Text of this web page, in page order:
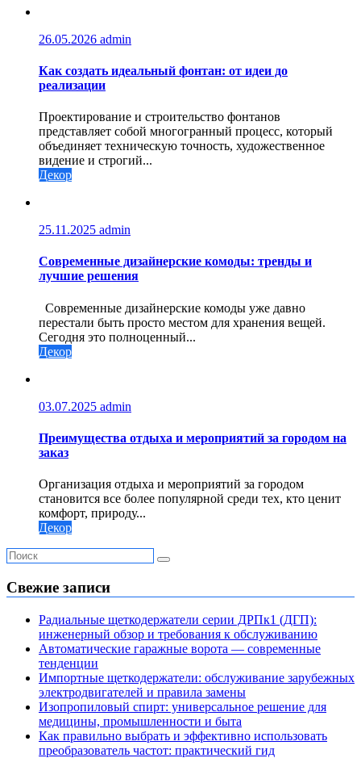
26.05.2026 admin
Как создать идеальный фонтан: от идеи до
реализации
Проектирование и строительство фонтанов
представляет собой многогранный процесс, который
объединяет техническую точность, художественное
видение и строгий...
Декор
25.11.2025 admin
Современные дизайнерские комоды: тренды и
лучшие решения
Современные дизайнерские комоды уже давно
перестали быть просто местом для хранения вещей.
Сегодня это полноценный...
Декор
03.07.2025 admin
Преимущества отдыха и мероприятий за городом на
заказ
Организация отдыха и мероприятий за городом
становится все более популярной среди тех, кто ценит
комфорт, природу...
Декор
Свежие записи
Радиальные щеткодержатели серии ДРПк1 (ДГП):
инженерный обзор и требования к обслуживанию
Автоматические гаражные ворота — современные
тенденции
Импортные щеткодержатели: обслуживание зарубежных
электродвигателей и правила замены
Изопропиловый спирт: универсальное решение для
медицины, промышленности и быта
Как правильно выбрать и эффективно использовать
преобразователь частот: практический гид